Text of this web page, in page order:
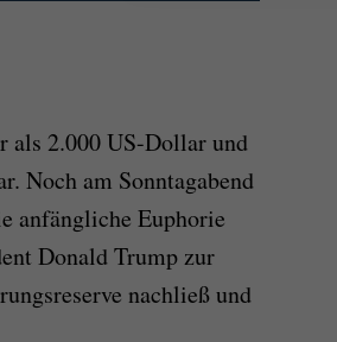
als 2.000 US-Dollar und
Noch am Sonntagabend
anfängliche Euphorie
Donald Trump zur
nachließ und